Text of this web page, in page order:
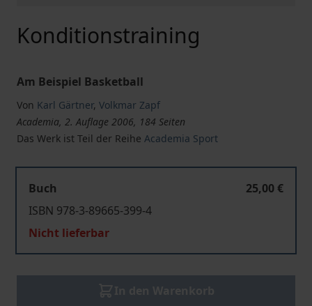
Konditionstraining
Am Beispiel Basketball
Von Karl Gärtner, Volkmar Zapf
Academia, 2. Auflage 2006, 184 Seiten
Das Werk ist Teil der Reihe Academia Sport
Buch
25,00 €
ISBN 978-3-89665-399-4
Nicht lieferbar